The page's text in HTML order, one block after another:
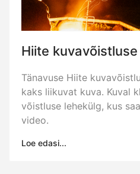
Hiite
Tänavuse Hiite
kaks liikuvat kuva. Kuval
võistluse lehekülg, kus
video.
Loe edasi...